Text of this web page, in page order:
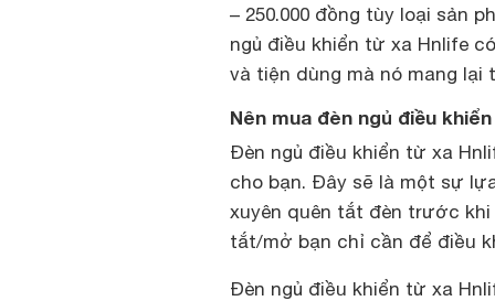
– 250.000 đồng tùy loại sản
ngủ điều khiển từ xa Hnlife
và tiện dùng mà nó mang
Nên mua đèn ngủ điều
Đèn ngủ điều khiển từ xa
cho bạn. Đây sẽ là một sự
xuyên quên tắt đèn trước
tắt/mở bạn chỉ cần để điều
Đèn ngủ điều khiển từ xa